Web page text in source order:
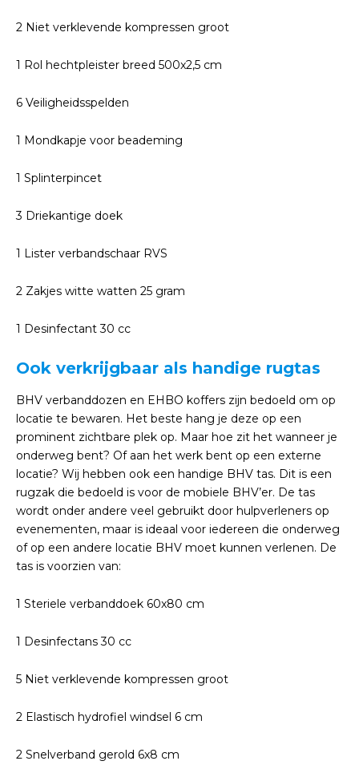
2 Niet verklevende kompressen groot
1 Rol hechtpleister breed 500x2,5 cm
6 Veiligheidsspelden
1 Mondkapje voor beademing
1 Splinterpincet
3 Driekantige doek
1 Lister verbandschaar RVS
2 Zakjes witte watten 25 gram
1 Desinfectant 30 cc
Ook verkrijgbaar als handige rugtas
BHV verbanddozen en EHBO koffers zijn bedoeld om op
locatie te bewaren. Het beste hang je deze op een
prominent zichtbare plek op. Maar hoe zit het wanneer je
onderweg bent? Of aan het werk bent op een externe
locatie? Wij hebben ook een handige BHV tas. Dit is een
rugzak die bedoeld is voor de mobiele BHV’er. De tas
wordt onder andere veel gebruikt door hulpverleners op
evenementen, maar is ideaal voor iedereen die onderweg
of op een andere locatie BHV moet kunnen verlenen. De
tas is voorzien van:
1 Steriele verbanddoek 60x80 cm
1 Desinfectans 30 cc
5 Niet verklevende kompressen groot
2 Elastisch hydrofiel windsel 6 cm
2 Snelverband gerold 6x8 cm